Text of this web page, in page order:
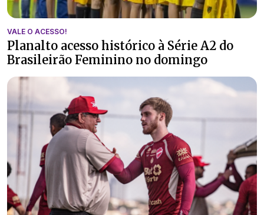
VALE O ACESSO!
Planalto acesso histórico à Série A2 do
Brasileirão Feminino no domingo